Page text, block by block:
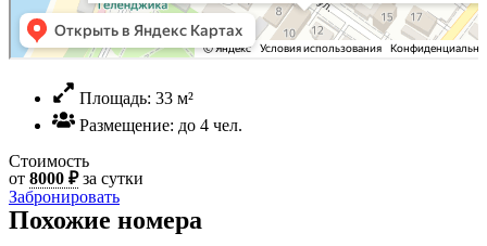
Площадь: 33 м²
Размещение: до 4 чел.
Стоимость
от 8000 ₽за сутки
Забронировать
Похожие номера